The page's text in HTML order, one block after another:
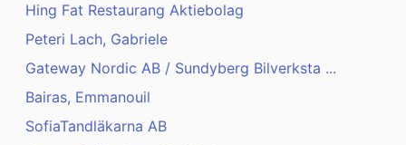
Hing Fat Restaurang Aktiebolag
Peteri Lach, Gabriele
Gateway Nordic AB / Sundyberg Bilverksta ...
Bairas, Emmanouil
SofiaTandläkarna AB